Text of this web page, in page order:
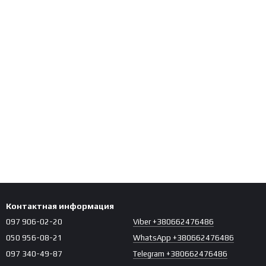
Контактная информация
097 906-02-20
050 956-08-21
097 340-49-87
Viber +380662476486
WhatsApp +380662476486
Telegram +380662476486